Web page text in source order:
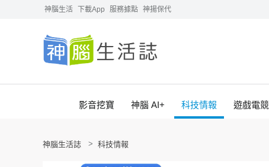
神腦生活 下載App 服務據點 神揚保代
影音挖寶 神腦 AI+ 科技情報 遊戲電競
神腦生活誌 科技情報